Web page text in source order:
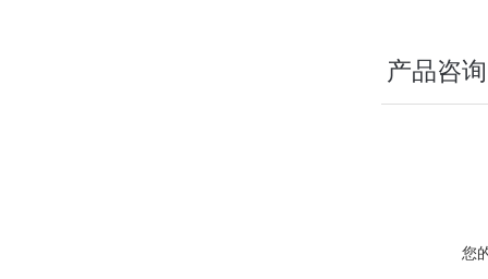
产品咨询
您